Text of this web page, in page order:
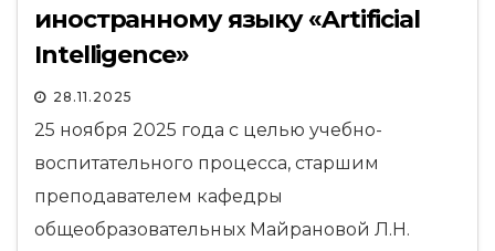
иностранному языку «Artificial
Intelligence»
28.11.2025
25 ноября 2025 года с целью учебно-
воспитательного процесса, старшим
преподавателем кафедры
общеобразовательных Майрановой Л.Н.